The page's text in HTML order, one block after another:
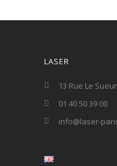
LASER
13 Rue Le
01 40 50 39 00
info@laser-